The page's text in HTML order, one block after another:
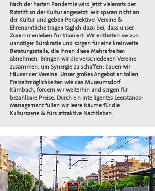
Nach der harten Pandemie wird jetzt vielerorts der
Rotstift an der Kultur angesetzt. Wir sparen nicht an
der Kultur und geben Perspektive! Vereine &
Ehrenamtliche tragen täglich dazu bei, dass unser
Zusammenleben funktioniert. Wir entlasten sie von
unnötiger Bürokratie und sorgen für eine kreisweite
Beratungsstelle, die ihnen diese Mehrarbeiten
abnehmen. Bringen wir die verschiedenen Vereine
zusammen, um Synergie zu schaffen: bauen wir
Häuser der Vereine. Unser großes Angebot an tollen
Freizeitmöglichkeiten wie das Museumsdorf
Kürnbach, fördern wir weiterhin und sorgen für
bezahlbare Preise. Durch ein intelligentes Leerstands-
Management füllen wir leere Räume für die
Kulturszene & fürs attraktive Nachtleben.